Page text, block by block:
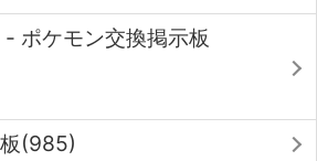
ポケモン交換掲示板
(985)